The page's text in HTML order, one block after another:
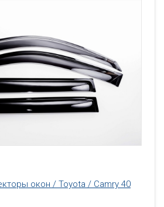
окон / Toyota / Camry 40